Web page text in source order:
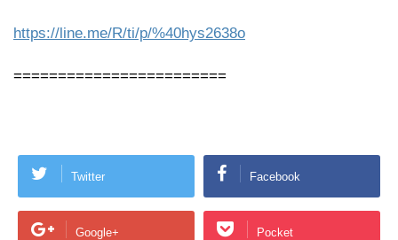
https://line.me/R/ti/p/%40hys2638o
========================
Twitter Facebook
Google+ Pocket